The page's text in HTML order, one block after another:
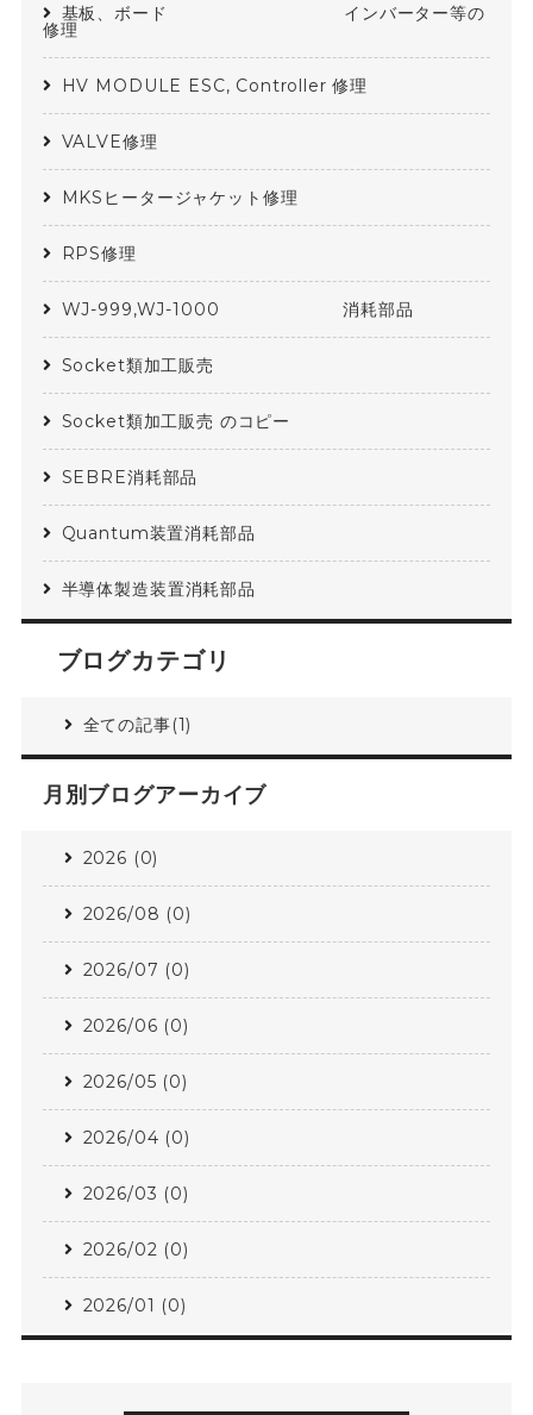
基板、ボード インバーター等の
修理
HV MODULE ESC, Controller 修理
VALVE修理
MKSヒータージャケット修理
RPS修理
WJ-999,WJ-1000 消耗部品
Socket類加工販売
Socket類加工販売 のコピー
SEBRE消耗部品
Quantum装置消耗部品
半導体製造装置消耗部品
ブログカテゴリ
全ての記事(1)
月別ブログアーカイブ
2026 (0)
2026/08 (0)
2026/07 (0)
2026/06 (0)
2026/05 (0)
2026/04 (0)
2026/03 (0)
2026/02 (0)
2026/01 (0)